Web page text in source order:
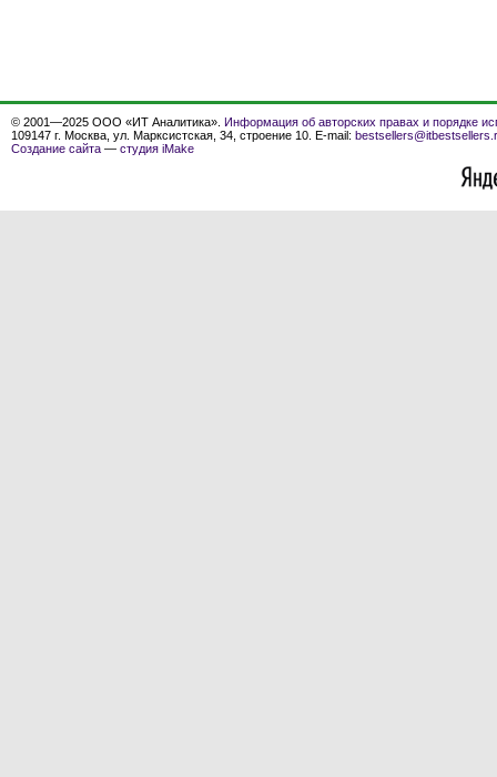
© 2001—2025 ООО «ИТ Аналитика». Информация об авторских правах и порядке
109147 г. Москва, ул. Марксистская, 34, строение 10. E-mail:
Создание сайта — студия iMake